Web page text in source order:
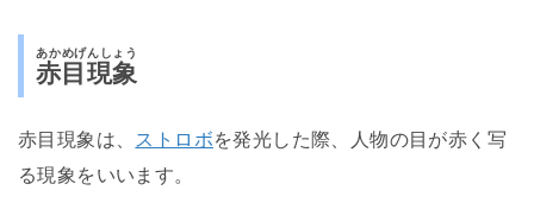
赤目現象
あかめげんしょう
赤目現象は、 ストロボを発光した際、人物の目が赤く写
る現象をいいます。